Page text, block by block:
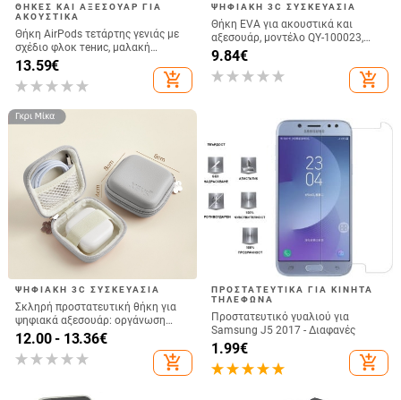
ΘΉΚΕΣ ΚΑΙ ΑΞΕΣΟΥΆΡ ΓΙΑ
ΑΚΟΥΣΤΙΚΆ
Θήκη AirPods τετάρτης γενιάς με
σχέδιο φλοκ тенис, μαλακή
σιλικόνη 3D σχεδιασμό, συμβατή
με AirPods 3 και Pro 2
13.59€
add_shopping_cart
ΨΗΦΙΑΚΉ 3C ΣΥΣΚΕΥΑΣΊΑ
Θήκη EVA για ακουστικά και
αξεσουάρ, μοντέλο QY-100023,
κατασκευή με θερμοπίεση και
ράψιμο, χωρητικότητα 5,
κατάλληλη για ακουστικά,
καλώδια, φορτιστές και φορητούς
9.84€
add_shopping_cart
ΨΗΦΙΑΚΉ 3C ΣΥΣΚΕΥΑΣΊΑ
Σκληρή προστατευτική θήκη για
ψηφιακά αξεσουάρ: οργάνωση
καλωδίων και φορτιστών, USB
μνήμη και ακουστικά.
12.00 - 13.36€
add_shopping_cart
ΠΡΟΣΤΑΤΕΥΤΙΚΆ ΓΙΑ ΚΙΝΗΤΆ
ΤΗΛΈΦΩΝΑ
Προστατευτικό γυαλιού για
Samsung J5 2017 - Διαφανές
1.99€
add_shopping_cart